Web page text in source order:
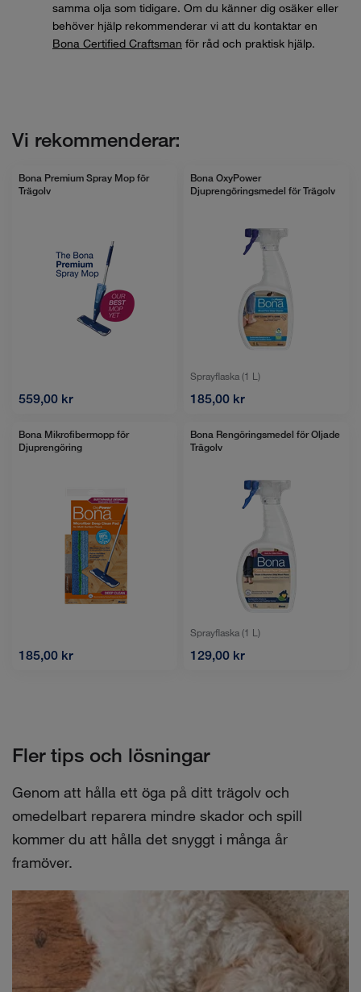
samma olja som tidigare. Om du känner dig osäker eller
behöver hjälp rekommenderar vi att du kontaktar en
Bona Certified Craftsman för råd och praktisk hjälp.
Vi rekommenderar:
Bona Premium Spray Mop för
Trägolv
559,00 kr
Bona OxyPower
Djuprengöringsmedel för Trägolv
Sprayflaska (1 L)
185,00 kr
Bona Mikrofibermopp för
Djuprengöring
185,00 kr
Bona Rengöringsmedel för Oljade
Trägolv
Sprayflaska (1 L)
129,00 kr
Fler tips och lösningar
Genom att hålla ett öga på ditt trägolv och
omedelbart reparera mindre skador och spill
kommer du att hålla det snyggt i många år
framöver.